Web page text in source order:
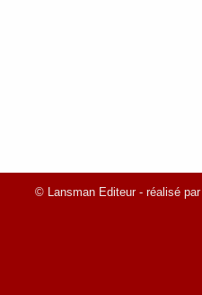
© Lansman Editeur - réalisé par